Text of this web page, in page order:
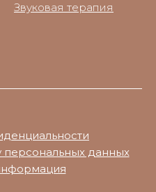
Звуковая терапия
персональных данных